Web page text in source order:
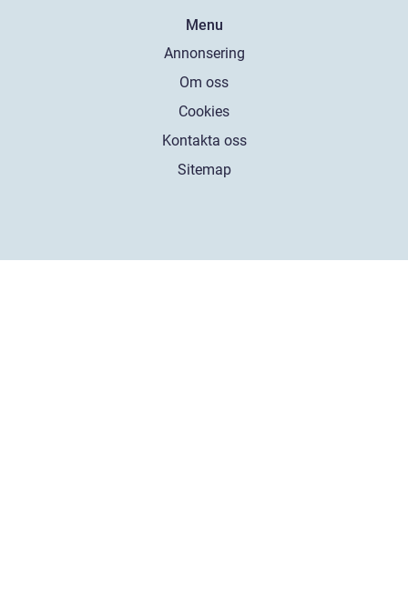
Menu
Annonsering
Om oss
Cookies
Kontakta oss
Sitemap